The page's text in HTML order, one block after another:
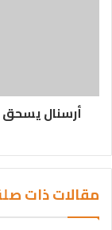
أرسنال يسحق
مقالات ذات